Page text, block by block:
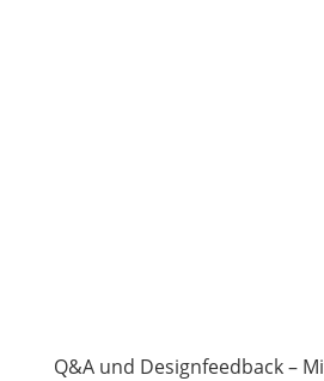
Q&A und Designfeedback –